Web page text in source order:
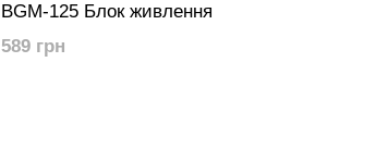
BGM-125 Блок живлення
589 грн